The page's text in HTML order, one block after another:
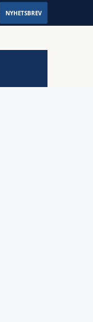
NYHETSBREV